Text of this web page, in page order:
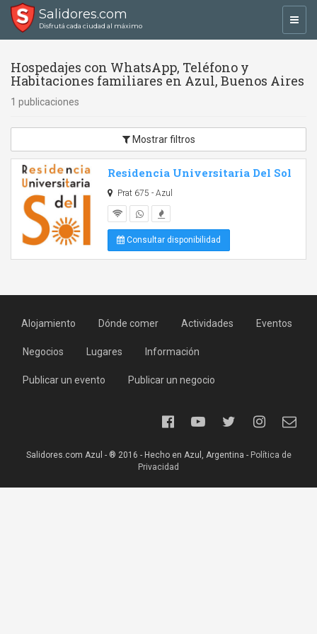
Salidores.com
Disfrutá cada ciudad al máximo
Hospedajes con WhatsApp, Teléfono y
Habitaciones familiares en Azul, Buenos Aires
1 publicaciones
Mostrar filtros
Residencia Universitaria Del Sol
Prat 675 - Azul
Consultar disponibilidad
Alojamiento Dónde comer Actividades Eventos
Negocios Lugares Información
Publicar un evento Publicar un negocio
Salidores.com Azul - ® 2016 - Hecho en Azul, Argentina - Política de
Privacidad